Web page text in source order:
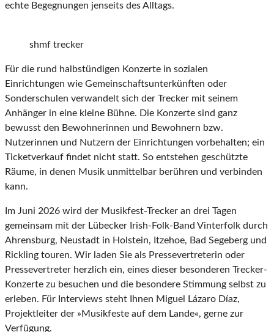
echte Begegnungen jenseits des Alltags.
shmf trecker
Für die rund halbstündigen Konzerte in sozialen
Einrichtungen wie Gemeinschaftsunterkünften oder
Sonderschulen verwandelt sich der Trecker mit seinem
Anhänger in eine kleine Bühne. Die Konzerte sind ganz
bewusst den Bewohnerinnen und Bewohnern bzw.
Nutzerinnen und Nutzern der Einrichtungen vorbehalten; ein
Ticketverkauf findet nicht statt. So entstehen geschützte
Räume, in denen Musik unmittelbar berühren und verbinden
kann.
Im Juni 2026 wird der Musikfest-Trecker an drei Tagen
gemeinsam mit der Lübecker Irish-Folk-Band Vinterfolk durch
Ahrensburg, Neustadt in Holstein, Itzehoe, Bad Segeberg und
Rickling touren. Wir laden Sie als Pressevertreterin oder
Pressevertreter herzlich ein, eines dieser besonderen Trecker-
Konzerte zu besuchen und die besondere Stimmung selbst zu
erleben. Für Interviews steht Ihnen Miguel Lázaro Díaz,
Projektleiter der »Musikfeste auf dem Lande«, gerne zur
Verfügung.